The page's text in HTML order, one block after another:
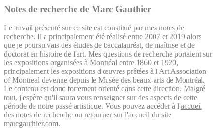
Notes de recherche de Marc Gauthier
Le travail présenté sur ce site est constitué par mes notes de
recherche. Il a principalement été réalisé entre 2007 et 2019 alors
que je poursuivais des études de baccalauréat, de maîtrise et de
doctorat en histoire de l'art. Mes questions de recherche portaient sur
les expositions organisées à Montréal entre 1860 et 1920,
principalement les expositions d'œuvres prêtées à l'Art Association
of Montreal devenue depuis le Musée des beaux-arts de Montréal.
Le contenu est donc fortement orienté dans cette direction. Malgré
tout, j'espère qu'il saura vous renseigner sur des aspects de cette
période de notre passé artistique. Vous pouvez accéder à l'accueil
des notes de recherche ou retourner sur l'accueil du site
marcgauthier.com.